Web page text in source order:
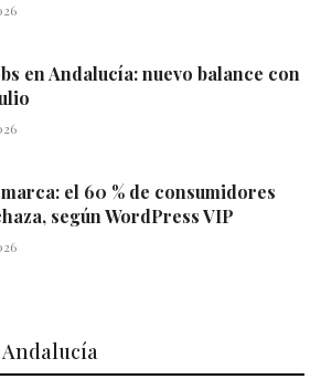
en Andalucía: nuevo balance con
el 60 % de consumidores
según WordPress VIP
Andalucía